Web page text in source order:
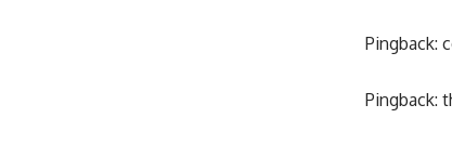
Pingback:
Pingback: